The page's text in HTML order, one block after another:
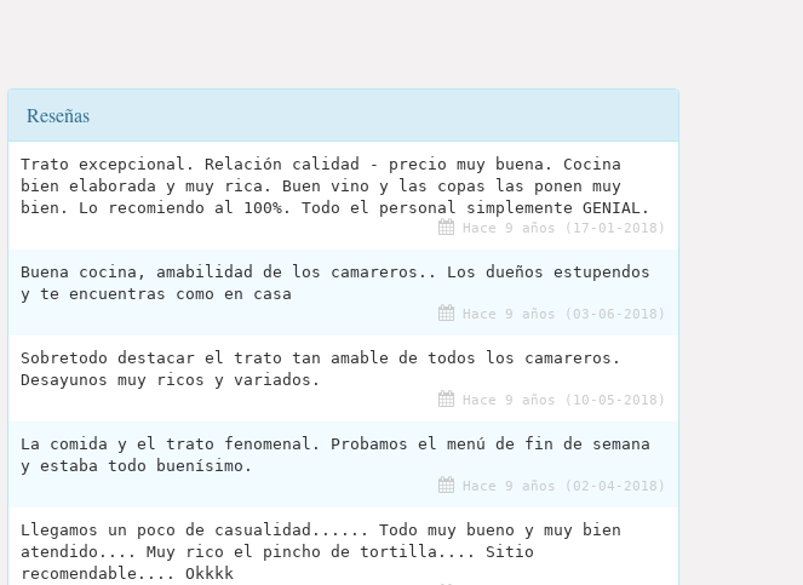
Reseñas
Trato excepcional. Relación calidad - precio muy buena. Cocina
bien elaborada y muy rica. Buen vino y las copas las ponen muy
bien. Lo recomiendo al 100%. Todo el personal simplemente GENIAL.
Hace 9 años (17-01-2018)
Buena cocina, amabilidad de los camareros.. Los dueños estupendos
y te encuentras como en casa
Hace 9 años (03-06-2018)
Sobretodo destacar el trato tan amable de todos los camareros.
Desayunos muy ricos y variados.
Hace 9 años (10-05-2018)
La comida y el trato fenomenal. Probamos el menú de fin de semana
y estaba todo buenísimo.
Hace 9 años (02-04-2018)
Llegamos un poco de casualidad...... Todo muy bueno y muy bien
atendido.... Muy rico el pincho de tortilla.... Sitio
recomendable.... Okkkk